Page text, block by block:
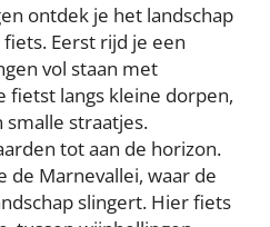
ontdek je het landschap
Eerst rijd je een
vol staan met
fietst langs kleine dorpen,
smalle straatjes.
tot aan de horizon.
de Marnevallei, waar de
slingert. Hier fiets